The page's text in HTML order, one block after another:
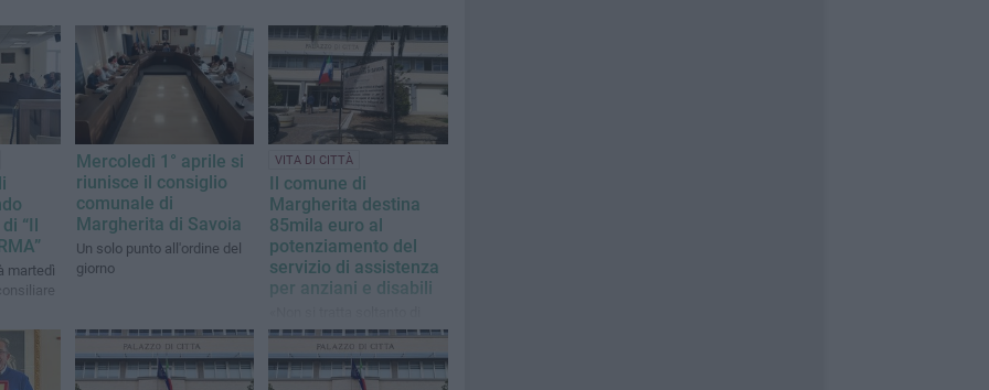
“Il
martedì
Mercoledì 1° aprile si
riunisce il consiglio
comunale di
Margherita di Savoia
Un solo punto all'ordine del
giorno
VITA DI CITTÀ
Il comune di
Margherita destina
85mila euro al
potenziamento del
servizio di assistenza
per anziani e disabili
fondi assegnati ma di una
precisa visione
amministrativa»